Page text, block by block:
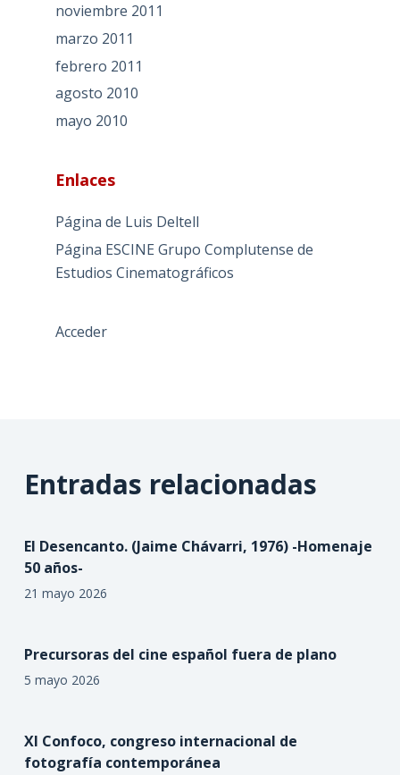
noviembre 2011
marzo 2011
febrero 2011
agosto 2010
mayo 2010
Enlaces
Página de Luis Deltell
Página ESCINE Grupo Complutense de
Estudios Cinematográficos
Acceder
Entradas relacionadas
El Desencanto. (Jaime Chávarri, 1976) -Homenaje
50 años-
21 mayo 2026
Precursoras del cine español fuera de plano
5 mayo 2026
XI Confoco, congreso internacional de
fotografía contemporánea